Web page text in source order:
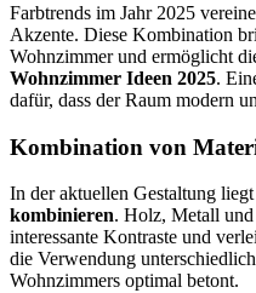
Farbtrends im Jahr 2025
Akzente. Diese Kombination
Wohnzimmer und ermöglicht
Wohnzimmer Ideen 2025.
dafür, dass der Raum modern
Kombination von
In der aktuellen Gestaltung
kombinieren. Holz, Metall und
interessante Kontraste und
die Verwendung
Wohnzimmers optimal betont.